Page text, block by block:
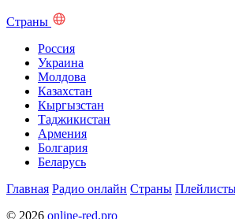
Страны
Россия
Украина
Молдова
Казахстан
Кыргызстан
Таджикистан
Армения
Болгария
Беларусь
Главная Радио онлайн Страны
© 2026 online-red.pro